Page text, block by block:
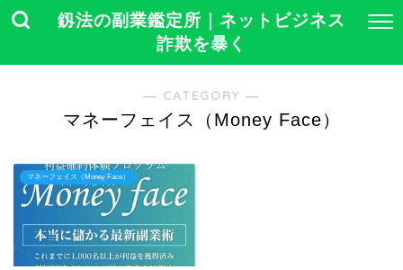
釼法の副業鑑定所｜ネットビジネス
詐欺を暴く
― CATEGORY ―
マネーフェイス（Money Face）
マネーフェイス（Money Face）